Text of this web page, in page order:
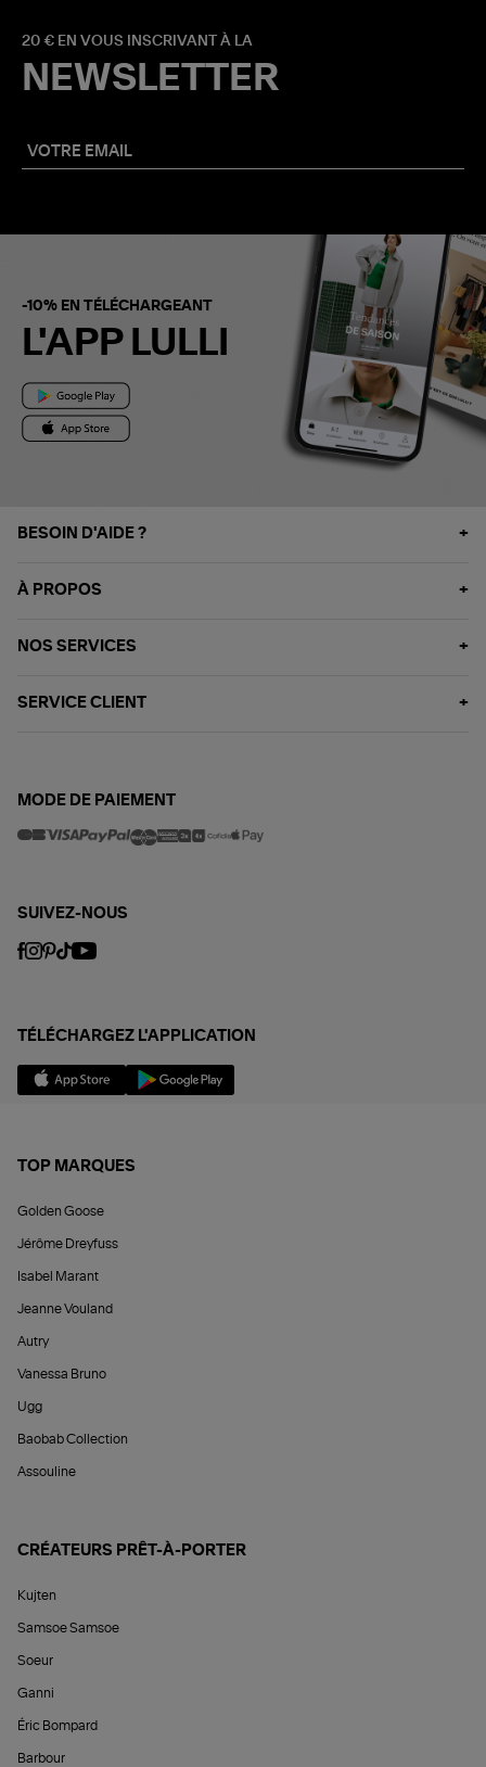
20 € EN VOUS INSCRIVANT À LA
NEWSLETTER
-10% EN TÉLÉCHARGEANT
L'APP LULLI
BESOIN D'AIDE ?
À PROPOS
NOS SERVICES
SERVICE CLIENT
MODE DE PAIEMENT
SUIVEZ-NOUS
TÉLÉCHARGEZ L'APPLICATION
TOP MARQUES
Golden Goose
Jérôme Dreyfuss
Isabel Marant
Jeanne Vouland
Autry
Vanessa Bruno
Ugg
Baobab Collection
Assouline
CRÉATEURS PRÊT-À-PORTER
Kujten
Samsoe Samsoe
Soeur
Ganni
Éric Bompard
Barbour